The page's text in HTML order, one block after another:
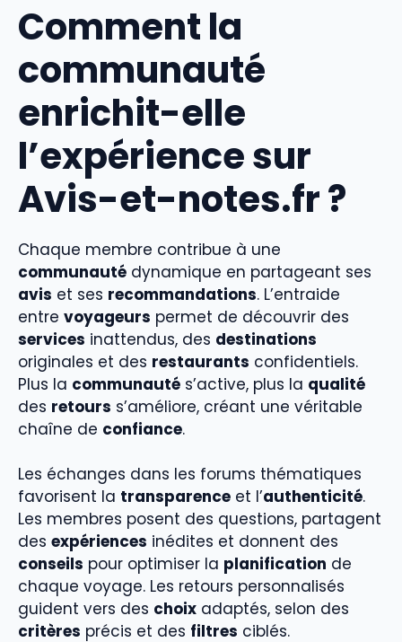
Comment la
communauté
enrichit-elle
l’expérience sur
Avis-et-notes.fr ?
Chaque membre contribue à une
communauté dynamique en partageant ses
avis et ses recommandations. L’entraide
entre voyageurs permet de découvrir des
services inattendus, des destinations
originales et des restaurants confidentiels.
Plus la communauté s’active, plus la qualité
des retours s’améliore, créant une véritable
chaîne de confiance.
Les échanges dans les forums thématiques
favorisent la transparence et l’authenticité.
Les membres posent des questions, partagent
des expériences inédites et donnent des
conseils pour optimiser la planification de
chaque voyage. Les retours personnalisés
guident vers des choix adaptés, selon des
critères précis et des filtres ciblés.